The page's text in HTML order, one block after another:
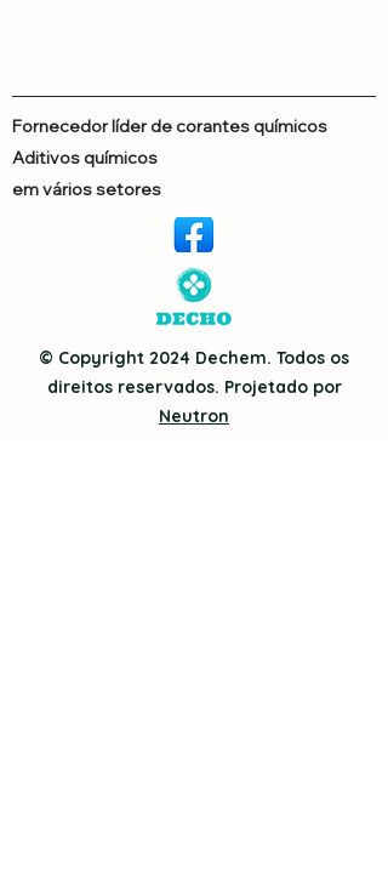
Fornecedor líder de corantes químicos
Aditivos químicos
em vários setores
© Copyright 2024 Dechem. Todos os
direitos reservados. Projetado por
Neutron